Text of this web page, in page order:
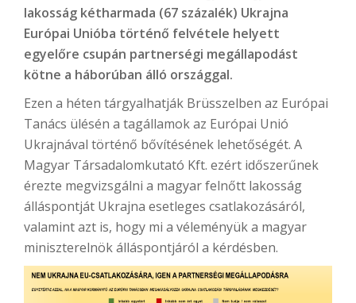
lakosság kétharmada (67 százalék) Ukrajna
Európai Unióba történő felvétele helyett
egyelőre csupán partnerségi megállapodást
kötne a háborúban álló országgal.
Ezen a héten tárgyalhatják Brüsszelben az Európai
Tanács ülésén a tagállamok az Európai Unió
Ukrajnával történő bővítésének lehetőségét. A
Magyar Társadalomkutató Kft. ezért időszerűnek
érezte megvizsgálni a magyar felnőtt lakosság
álláspontját Ukrajna esetleges csatlakozásáról,
valamint azt is, hogy mi a véleményük a magyar
miniszterelnök álláspontjáról a kérdésben.